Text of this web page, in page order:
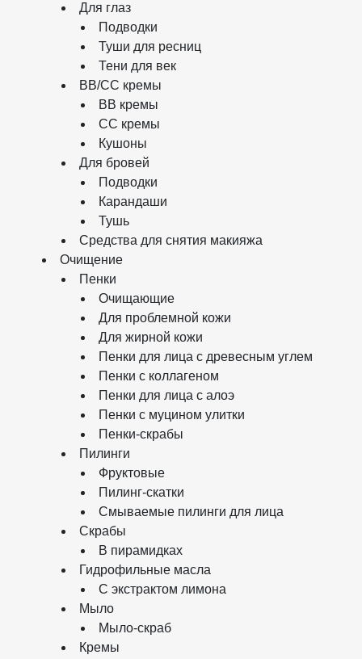
Для глаз
Подводки
Туши для ресниц
Тени для век
BB/CC кремы
BB кремы
СС кремы
Кушоны
Для бровей
Подводки
Карандаши
Тушь
Средства для снятия макияжа
Очищение
Пенки
Очищающие
Для проблемной кожи
Для жирной кожи
Пенки для лица с древесным углем
Пенки с коллагеном
Пенки для лица с алоэ
Пенки с муцином улитки
Пенки-скрабы
Пилинги
Фруктовые
Пилинг-скатки
Смываемые пилинги для лица
Скрабы
В пирамидках
Гидрофильные масла
С экстрактом лимона
Мыло
Мыло-скраб
Кремы